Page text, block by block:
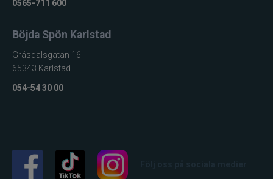
0565-711 600
Böjda Spön Karlstad
Gräsdalsgatan 16
65343 Karlstad
054-54 30 00